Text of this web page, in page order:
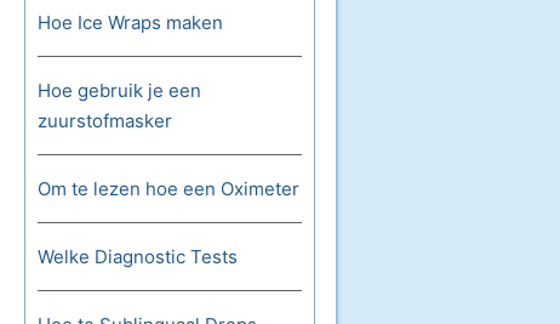
Hoe Ice Wraps maken
Hoe gebruik je een
zuurstofmasker
Om te lezen hoe een Oximeter
Welke Diagnostic Tests